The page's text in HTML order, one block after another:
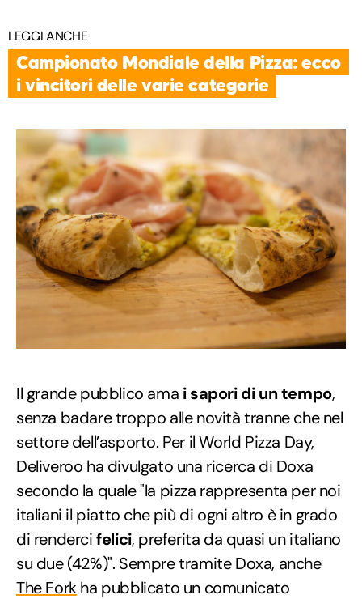
LEGGI ANCHE
Campionato Mondiale della Pizza: ecco
i vincitori delle varie categorie
Il grande pubblico ama i sapori di un tempo,
senza badare troppo alle novità tranne che nel
settore dell’asporto. Per il World Pizza Day,
Deliveroo ha divulgato una ricerca di Doxa
secondo la quale "la pizza rappresenta per noi
italiani il piatto che più di ogni altro è in grado
di rendercifelici, preferita da quasi un italiano
su due (42%)". Sempre tramite Doxa, anche
The Forkha pubblicato un comunicato